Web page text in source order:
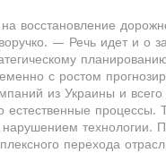
восстановление
— Речь идет и о
с ростом
из Украины и
естественные процессы.
технологии.
перехода